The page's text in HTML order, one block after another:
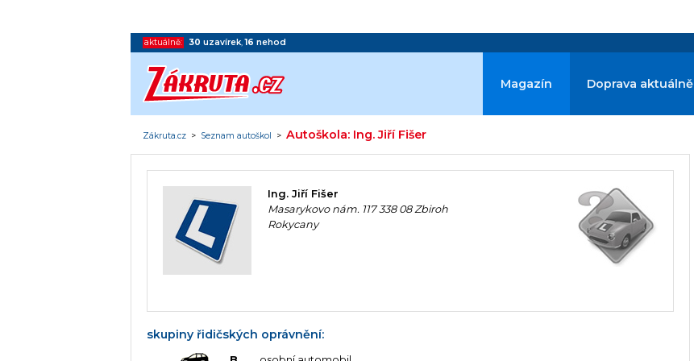
aktuálně: 30 uzavírek,16 nehod
Magazín Doprava aktuálně
Zákruta.cz > Seznam autoškol >Autoškola: Ing. Jiří Fišer
Ing. Jiří Fišer
Masarykovo nám. 117 338 08 Zbiroh
Rokycany
skupiny řidičských oprávnění: